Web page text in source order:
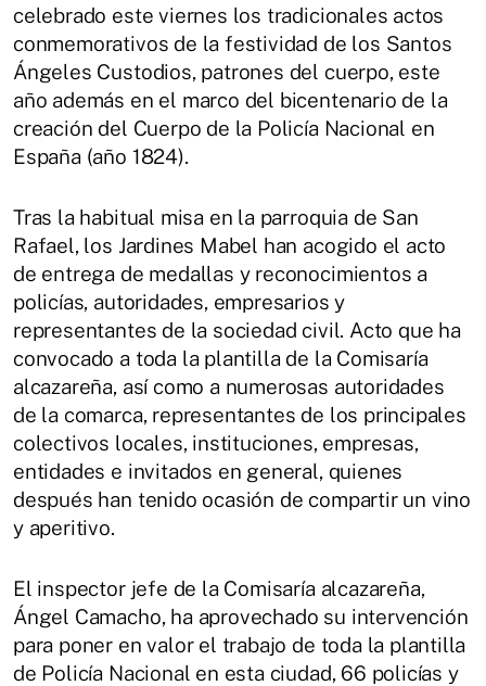
celebrado este viernes los tradicionales actos
conmemorativos de la festividad de los Santos
Ángeles Custodios, patrones del cuerpo, este
año además en el marco del bicentenario de la
creación del Cuerpo de la Policía Nacional en
España (año 1824).
Tras la habitual misa en la parroquia de San
Rafael, los Jardines Mabel han acogido el acto
de entrega de medallas y reconocimientos a
policías, autoridades, empresarios y
representantes de la sociedad civil. Acto que ha
convocado a toda la plantilla de la Comisaría
alcazareña, así como a numerosas autoridades
de la comarca, representantes de los principales
colectivos locales, instituciones, empresas,
entidades e invitados en general, quienes
después han tenido ocasión de compartir un vino
y aperitivo.
El inspector jefe de la Comisaría alcazareña,
Ángel Camacho, ha aprovechado su intervención
para poner en valor el trabajo de toda la plantilla
de Policía Nacional en esta ciudad, 66 policías y